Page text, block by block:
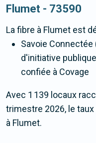
Flumet - 73590
La fibre à Flumet est
Savoie Connectée
d'initiative
confiée à Covage
Avec 1 139 locaux
trimestre 2026, le
à Flumet.